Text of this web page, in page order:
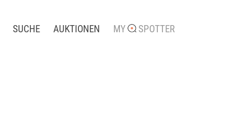
SUCHE AUKTIONEN MY SPOTTER